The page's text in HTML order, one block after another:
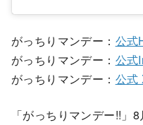
がっちりマンデー： 公式
がっちりマンデー： 公式
がっちりマンデー： 公式
「がっちりマンデー!!」